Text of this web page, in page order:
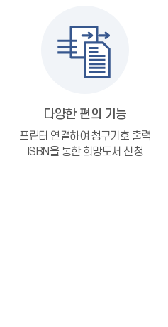
다양한 편의 기능
프린터 연결하여 청구기호 출력
ISBN을 통한 희망도서 신청